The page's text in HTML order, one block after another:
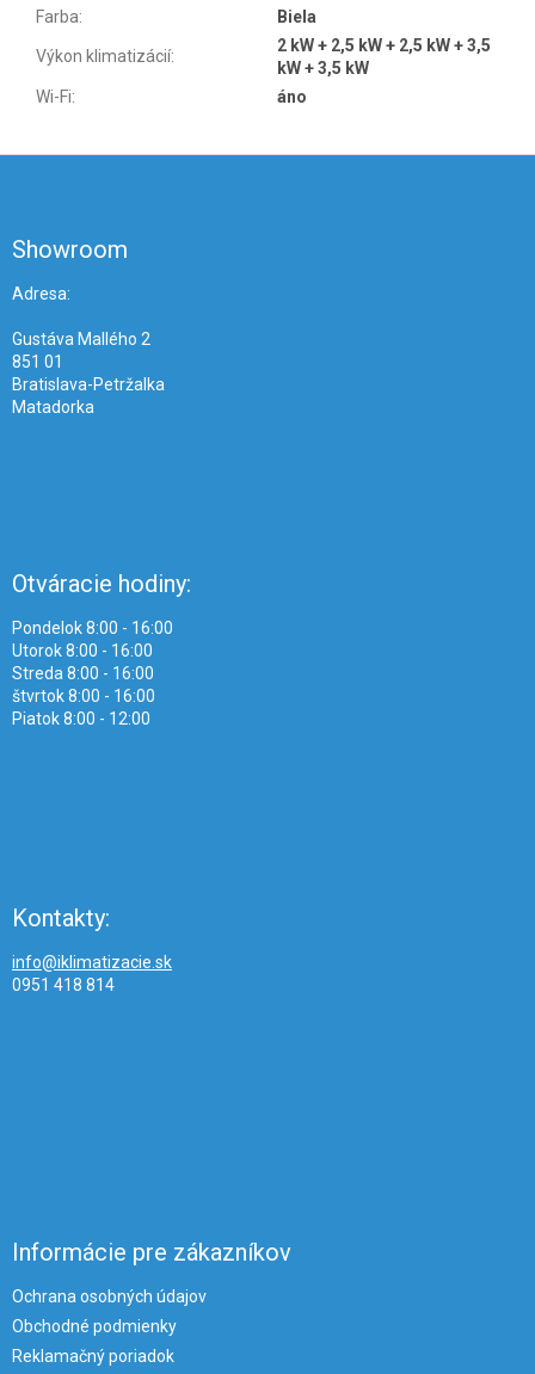
Farba: Biela
Výkon klimatizácií:
2 kW + 2,5 kW + 2,5 kW + 3,5
kW + 3,5 kW
Wi-Fi: áno
Showroom
Adresa:
Gustáva Mallého 2
851 01
Bratislava-Petržalka
Matadorka
Otváracie hodiny:
Pondelok 8:00 - 16:00
Utorok 8:00 - 16:00
Streda 8:00 - 16:00
štvrtok 8:00 - 16:00
Piatok 8:00 - 12:00
Kontakty:
info@iklimatizacie.sk
0951 418 814
Informácie pre zákazníkov
Ochrana osobných údajov
Obchodné podmienky
Reklamačný poriadok